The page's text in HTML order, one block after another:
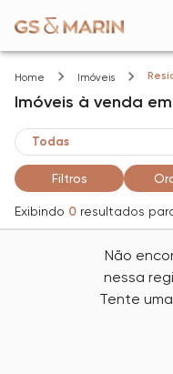
Home Imóveis
Imóveis à venda em
Filtros
Exibindo 0 resultados
Não
nessa
Tente